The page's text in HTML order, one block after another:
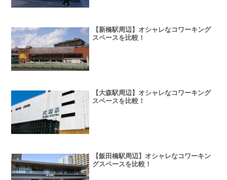
【新橋駅周辺】オシャレなコワーキング
スペースを比較！
【大森駅周辺】オシャレなコワーキング
スペースを比較！
【飯田橋駅周辺】オシャレなコワーキン
グスペースを比較！